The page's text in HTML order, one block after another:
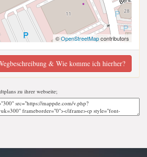
©OpenStreetMapcontributors
& Wie komme ich hierher?
zu ihrer webseite;